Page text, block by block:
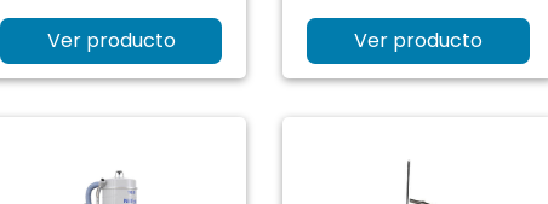
Ver producto Ver producto